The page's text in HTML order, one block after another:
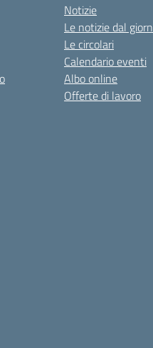
Notizie
Le notizie dal
Le circolari
Calendario eventi
Albo online
Offerte di lavoro